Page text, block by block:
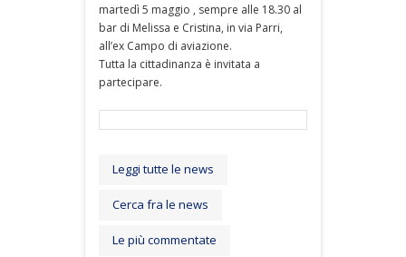
martedì 5 maggio , sempre alle 18.30 al
bar di Melissa e Cristina, in via Parri,
all’ex Campo di aviazione.
Tutta la cittadinanza è invitata a
partecipare.
Leggi tutte le news
Cerca fra le news
Le più commentate